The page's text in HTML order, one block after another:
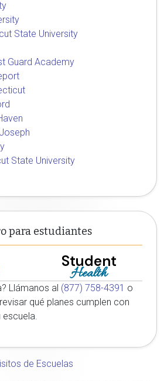
State University
Guard Academy
State University
para estudiantes
Student
Health
Llámanos al (877) 758-4391 o
qué planes cumplen con
escuela.
de Escuelas